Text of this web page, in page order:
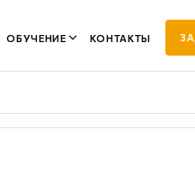
ОБУЧЕНИЕ КОНТАКТЫ